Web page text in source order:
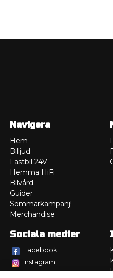
Navigera
Hem
Billjud
Lastbil 24V
Hemma HiFi
Bilvård
Guider
Sommarkampanj!
Merchandise
Sociala medier
Facebook
Instagram